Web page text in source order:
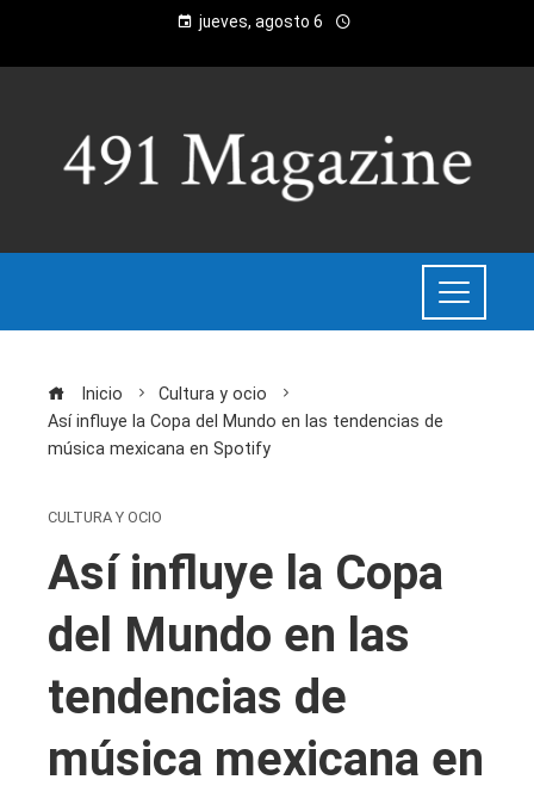
jueves, agosto 6
Inicio
Cultura y ocio
Así influye la Copa del Mundo en las tendencias de
música mexicana en Spotify
CULTURA Y OCIO
Así influye la Copa
del Mundo en las
tendencias de
música mexicana en